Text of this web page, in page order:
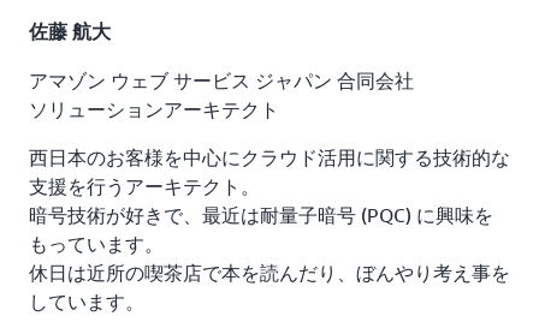
てEC2インスタンスを再起動します。
ます。
c. カスタムアクション ID には、 InspectorRemRBT
入力します。
す。
佐藤 航大
アマゾン ウェブ サービス ジャパン 合同会社
ソリューションアーキテクト
西日本のお客様を中心にクラウド活用に関する技術的な
支援を行うアーキテクト。
暗号技術が好きで、最近は耐量子暗号 (PQC) に興味を
もっています。
休日は近所の喫茶店で本を読んだり、ぼんやり考え事を
しています。